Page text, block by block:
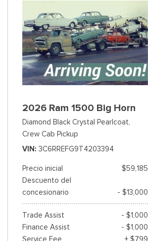
2026 Ram 1500 Big Horn
Diamond Black Crystal Pearlcoat,
Crew Cab Pickup
VIN
3C6RREFG9T4203394
Precio inicial
$59,185
Descuento del
concesionario
- $13,000
Trade Assist
- $1,000
Finance Assist
- $1,000